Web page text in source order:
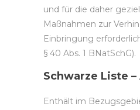
und für die daher
Maßnahmen zur
Einbringung
§ 40 Abs. 1 BNatSchG).
Schwarze Liste
Enthält im